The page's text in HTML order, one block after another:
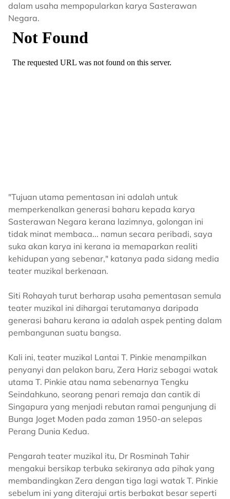
dalam usaha mempopularkan karya Sasterawan
Negara.
"Tujuan utama pementasan ini adalah untuk
memperkenalkan generasi baharu kepada karya
Sasterawan Negara kerana lazimnya, golongan ini
tidak minat membaca... namun secara peribadi, saya
suka akan karya ini kerana ia memaparkan realiti
kehidupan yang sebenar," katanya pada sidang media
teater muzikal berkenaan.
Siti Rohayah turut berharap usaha pementasan semula
teater muzikal ini dihargai terutamanya daripada
generasi baharu kerana ia adalah aspek penting dalam
pembangunan suatu bangsa.
Kali ini, teater muzikal Lantai T. Pinkie menampilkan
penyanyi dan pelakon baru, Zera Hariz sebagai watak
utama T. Pinkie atau nama sebenarnya Tengku
Seindahkuno, seorang penari remaja dan cantik di
Singapura yang menjadi rebutan ramai pengunjung di
Bunga Joget Moden pada zaman 1950-an selepas
Perang Dunia Kedua.
Pengarah teater muzikal itu, Dr Rosminah Tahir
mengakui bersikap terbuka sekiranya ada pihak yang
membandingkan Zera dengan tiga lagi watak T. Pinkie
sebelum ini yang diterajui artis berbakat besar seperti